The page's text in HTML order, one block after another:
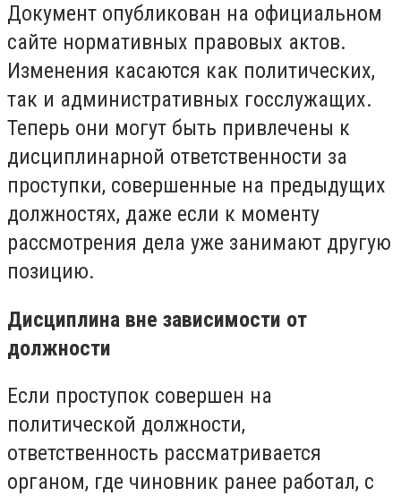
Документ опубликован на официальном
сайте нормативных правовых актов.
Изменения касаются как политических,
так и административных госслужащих.
Теперь они могут быть привлечены к
дисциплинарной ответственности за
проступки, совершенные на предыдущих
должностях, даже если к моменту
рассмотрения дела уже занимают другую
позицию.
Дисциплина вне зависимости от
должности
Если проступок совершен на
политической должности,
ответственность рассматривается
органом, где чиновник ранее работал, с